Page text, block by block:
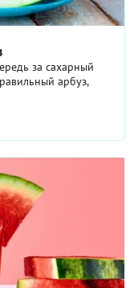
за сахарный
арбуз,